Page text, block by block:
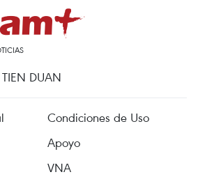
DUAN
Condiciones de Uso
Apoyo
VNA